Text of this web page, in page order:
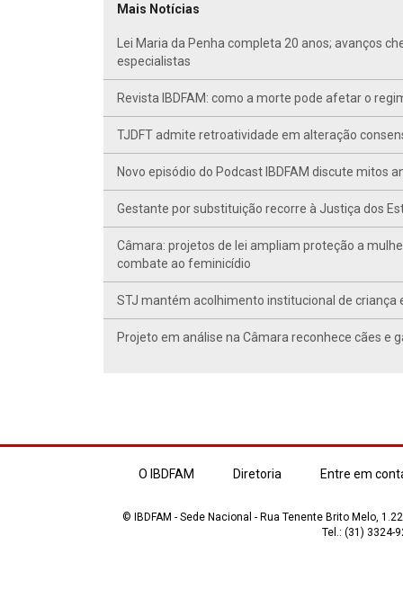
Mais Notícias
Lei Maria da Penha completa 20 anos; avanços
especialistas
Revista IBDFAM: como a morte pode afetar o
TJDFT admite retroatividade em alteração
Novo episódio do Podcast IBDFAM discute mitos
Gestante por substituição recorre à Justiça dos
Câmara: projetos de lei ampliam proteção a
combate ao feminicídio
STJ mantém acolhimento institucional de criança
Projeto em análise na Câmara reconhece cães e
O IBDFAM Diretoria Entre em
© IBDFAM - Sede Nacional - Rua Tenente Brito Melo,
Tel.: (31) 3324-